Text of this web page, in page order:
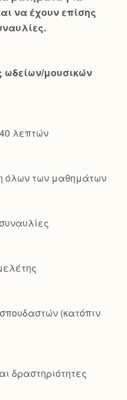
να έχουν επίσης
ωδείων/μουσικών
λεπτών
όλων των μαθημάτων
(κατόπιν
δραστηριότητες